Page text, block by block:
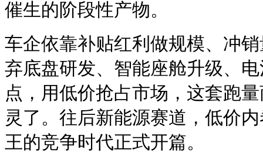
催生的阶段性产物。
车企依靠补贴红利做规模、冲
弃底盘研发、智能座舱升级、
点，用低价抢占市场，这套跑
灵了。往后新能源赛道，低价
王的竞争时代正式开篇。